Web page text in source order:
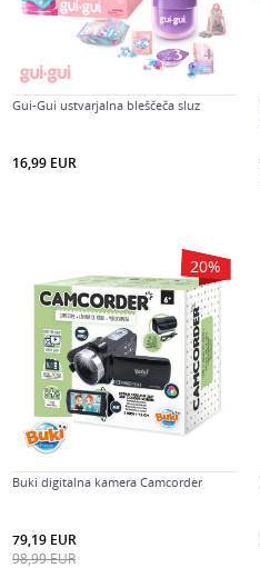
Gui-Gui ustvarjalna bleščeča sluz
16,99 EUR
20%
Buki digitalna kamera Camcorder
79,19 EUR
98,99EUR